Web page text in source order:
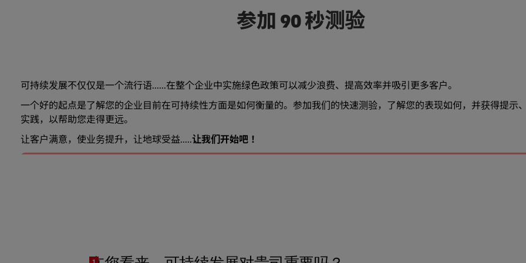
参加 90 秒测验
可持续发展不仅仅是一个流行语......在整个企业中实施绿色政策可以减少浪费、提高效率并吸引更多客户。
一个好的起点是了解您的企业目前在可持续性方面是如何衡量的。参加我们的快速测验，了解您的表现如何，并获得提示
实践，以帮助您走得更远。
让客户满意，使业务提升，让地球受益.....让我们开始吧！